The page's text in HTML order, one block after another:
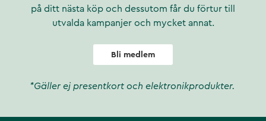
på ditt nästa köp och dessutom får du förtur till
utvalda kampanjer och mycket annat.
Bli medlem
*Gäller ej presentkort och elektronikprodukter.